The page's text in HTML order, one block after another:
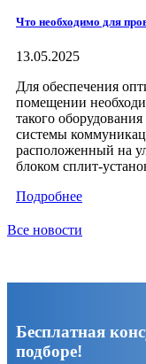
Что необходимо для
13.05.2025
Для обеспечения
помещении
такого
системы
расположенный на
блоком сплит-
Подробнее
Все новости
Бесплатная
подборе!